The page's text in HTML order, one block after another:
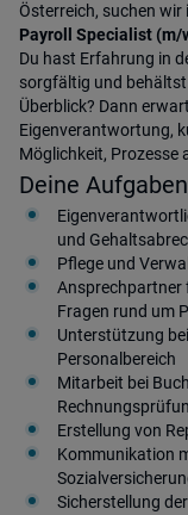
Österreich, suchen wir
Payroll Specialist (m/
Du hast Erfahrung in
sorgfältig und
Überblick? Dann
Eigenverantwortung,
Möglichkeit, Prozesse
Deine Aufgaben
und
Pflege und
Ansprechpartner
Fragen rund um
Unterstützung
Personalbereich
Mitarbeit bei
Erstellung von
Kommunikation
Sicherstellung